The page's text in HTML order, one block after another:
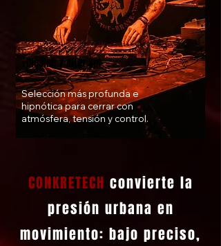
Closing / After Set
Selección más profunda e
hipnótica para cerrar con
atmósfera, tensión y control.
CONKRETECH convierte la
presión urbana en
movimiento: bajo preciso,